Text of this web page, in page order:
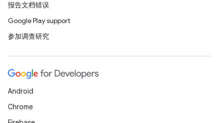
报告文档错误
Google Play support
参加调查研究
Android
Chrome